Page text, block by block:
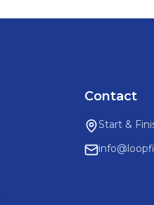
Contact
Start &